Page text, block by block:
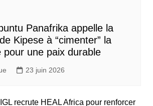
Panafrika appelle la
Kipese à “cimenter” la
pour une paix durable
23 juin 2026